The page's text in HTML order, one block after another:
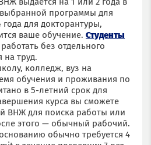
программы для
для докторантуры,
ваше обучение. Студенты
без отдельного
на труд.
колледж, вуз на
обучения и проживания по
в 5-летний срок для
курса вы сможете
ВНЖ для поиска работы или
этого — обычный рабочий.
обычно требуется 4